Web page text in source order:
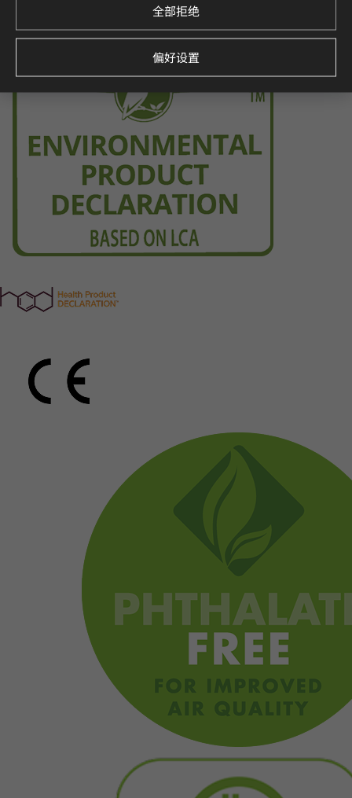
全部拒绝
偏好设置